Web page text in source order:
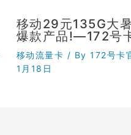
移动29元135G大
爆款产品!—172号
移动流量卡 / By172号卡
1月18日